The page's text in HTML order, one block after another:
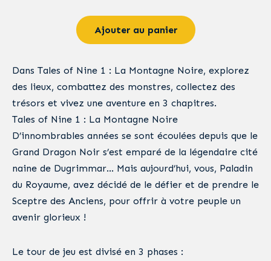
Ajouter au panier
Dans Tales of Nine 1 : La Montagne Noire, explorez
des lieux, combattez des monstres, collectez des
trésors et vivez une aventure en 3 chapitres.
Tales of Nine 1 : La Montagne Noire
D’innombrables années se sont écoulées depuis que le
Grand Dragon Noir s’est emparé de la légendaire cité
naine de Dugrimmar… Mais aujourd’hui, vous, Paladin
du Royaume, avez décidé de le défier et de prendre le
Sceptre des Anciens, pour offrir à votre peuple un
avenir glorieux !
Le tour de jeu est divisé en 3 phases :